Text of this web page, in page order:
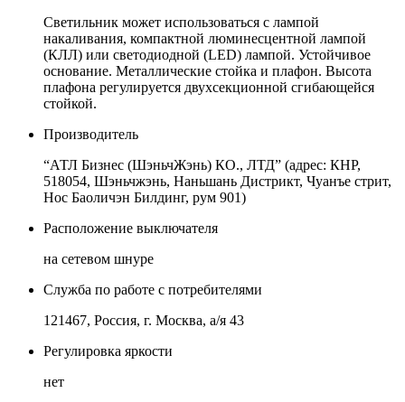
Светильник может использоваться с лампой
накаливания, компактной люминесцентной лампой
(КЛЛ) или светодиодной (LED) лампой. Устойчивое
основание. Металлические стойка и плафон. Высота
плафона регулируется двухсекционной сгибающейся
стойкой.
Производитель
“АТЛ Бизнес (ШэньчЖэнь) КО., ЛТД” (адрес: КНР,
518054, Шэньчжэнь, Наньшань Дистрикт, Чуанъе стрит,
Нос Баоличэн Билдинг, рум 901)
Расположение выключателя
на сетевом шнуре
Служба по работе с потребителями
121467, Россия, г. Москва, а/я 43
Регулировка яркости
нет